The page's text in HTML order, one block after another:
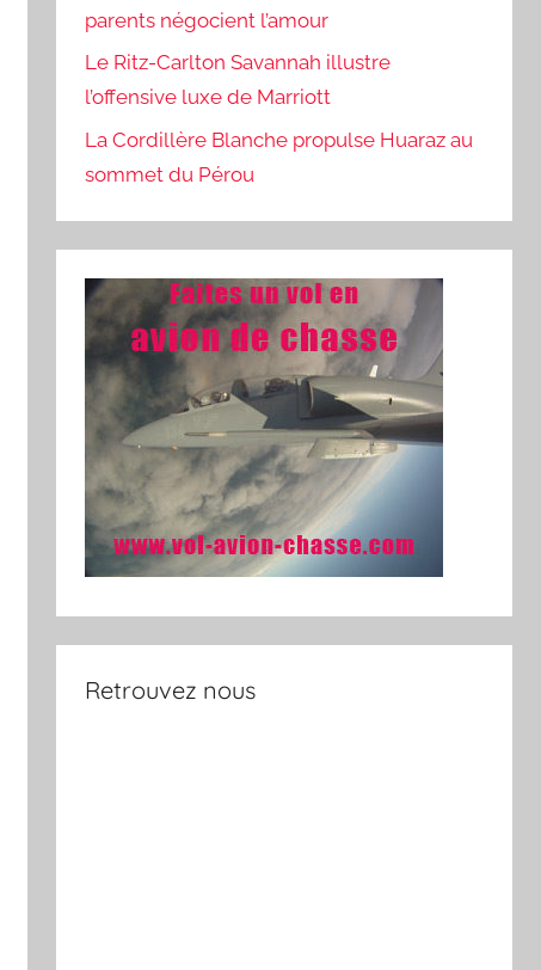
parents négocient l’amour
Le Ritz-Carlton Savannah illustre
l’offensive luxe de Marriott
La Cordillère Blanche propulse Huaraz au
sommet du Pérou
Retrouvez nous